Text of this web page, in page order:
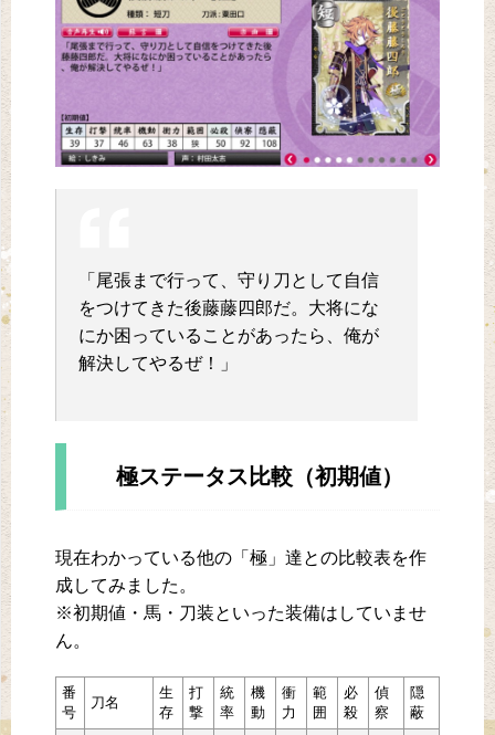
「尾張まで行って、守り刀として自信
をつけてきた後藤藤四郎だ。大将にな
にか困っていることがあったら、俺が
解決してやるぜ！」
極ステータス比較（初期値）
現在わかっている他の「極」達との比較表を作
成してみました。
※初期値・馬・刀装といった装備はしていませ
ん。
番
号
刀名
生
存
打
撃
統
率
機
動
衝
力
範
囲
必
殺
偵
察
隠
蔽